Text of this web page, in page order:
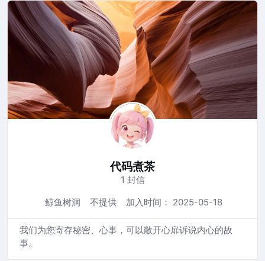
代码煮茶
1 封信
鲸鱼树洞
不提供 加入时间： 2025-05-18
我们为您寄存秘密、心事，可以敞开心扉诉说内心的故
事。